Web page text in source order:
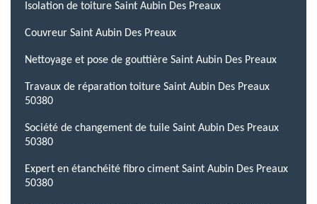
Isolation de toiture Saint Aubin Des Preaux
Couvreur Saint Aubin Des Preaux
Nettoyage et pose de gouttière Saint Aubin Des Preaux
Travaux de réparation toiture Saint Aubin Des Preaux
50380
Société de changement de tuile Saint Aubin Des Preaux
50380
Expert en étanchéité fibro ciment Saint Aubin Des Preaux
50380